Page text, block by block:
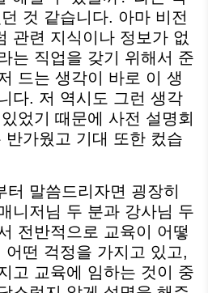
것 같습니다. 아마 비전
관련 지식이나 정보가 없
는 직업을 갖기 위해서 준
드는 생각이 바로 이 생
다. 저 역시도 그런 생각
었기 때문에 사전 설명회
가웠고 기대 또한 컸습
말씀드리자면 굉장히
니저님 두 분과 강사님 두
전반적으로 교육이 어떻
떤 걱정을 가지고 있고,
고 교육에 임하는 것이 중